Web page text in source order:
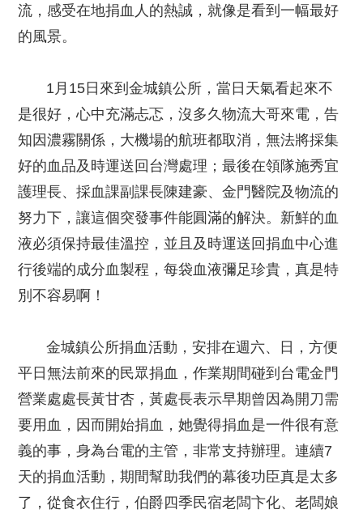
流，感受在地捐血人的熱誠，就像是看到一幅最好
的風景。
1月15日來到金城鎮公所，當日天氣看起來不
是很好，心中充滿忐忑，沒多久物流大哥來電，告
知因濃霧關係，大機場的航班都取消，無法將採集
好的血品及時運送回台灣處理；最後在領隊施秀宜
護理長、採血課副課長陳建豪、金門醫院及物流的
努力下，讓這個突發事件能圓滿的解決。新鮮的血
液必須保持最佳溫控，並且及時運送回捐血中心進
行後端的成分血製程，每袋血液彌足珍貴，真是特
別不容易啊！
金城鎮公所捐血活動，安排在週六、日，方便
平日無法前來的民眾捐血，作業期間碰到台電金門
營業處處長黃甘杏，黃處長表示早期曾因為開刀需
要用血，因而開始捐血，她覺得捐血是一件很有意
義的事，身為台電的主管，非常支持辦理。連續7
天的捐血活動，期間幫助我們的幕後功臣真是太多
了，從食衣住行，伯爵四季民宿老闆卞化、老闆娘